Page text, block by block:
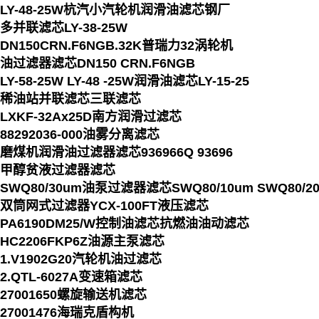
LY-48-25W杭汽小汽轮机润滑油滤芯钢厂
多并联滤芯LY-38-25W
DN150CRN.F6NGB.32K普瑞力32涡轮机
油过滤器滤芯DN150 CRN.F6NGB
LY-58-25W LY-48 -25W润滑油滤芯LY-15-25
稀油站并联滤芯三联滤芯
LXKF-32Ax25D南方润滑过滤芯
88292036-000油雾分离滤芯
磨煤机润滑油过滤器滤芯936966Q 93696
甲醇贫液过滤器滤芯
SWQ80/30um油泵过滤器滤芯SWQ80/10um SWQ80/
双筒网式过滤器YCX-100FT液压滤芯
PA6190DM25/W控制油滤芯抗燃油油动滤芯
HC2206FKP6Z油源主泵滤芯
1.V1902G20汽轮机油过滤芯
2.QTL-6027A变速箱滤芯
27001650螺旋输送机滤芯
27001476海瑞克盾构机